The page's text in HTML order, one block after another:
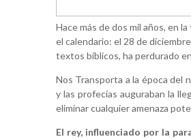
Hace más de dos mil años, en
el calendario: el 28 de
textos bíblicos, ha perdurado
Nos Transporta a la época del
y las profecías auguraban la
eliminar cualquier amenaza
El rey, influenciado por la